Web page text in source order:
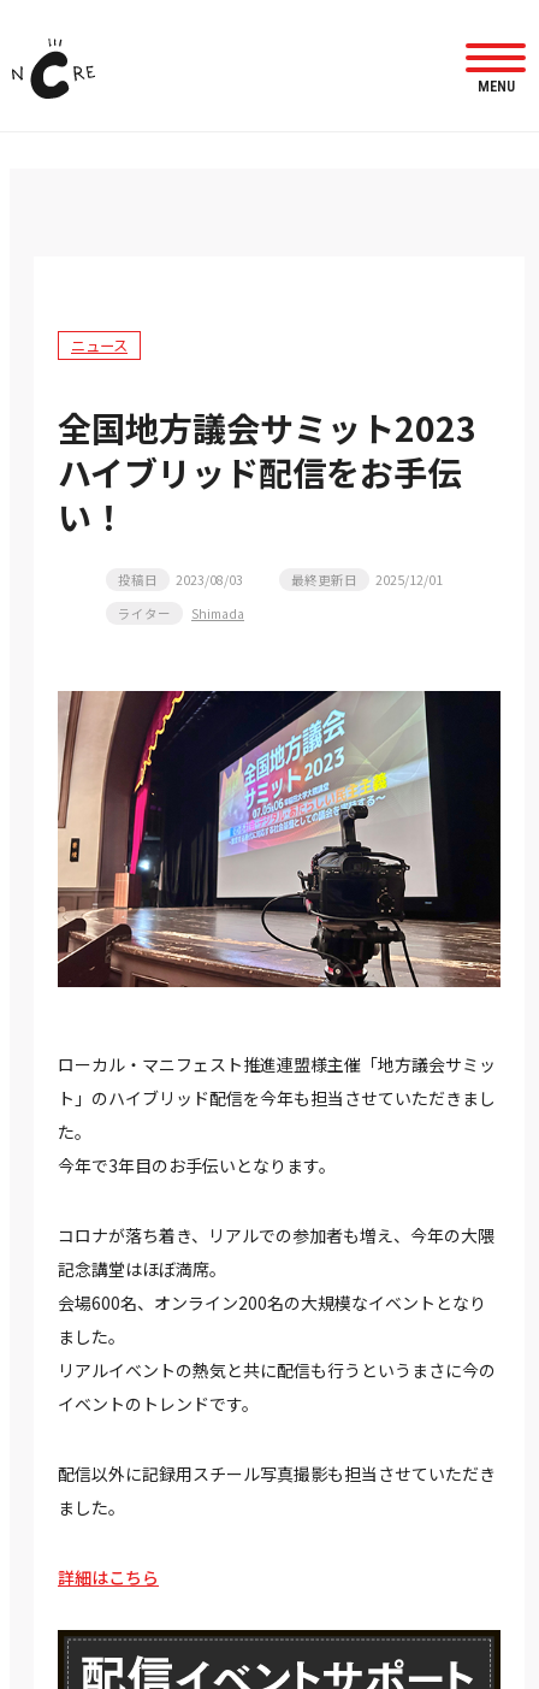
MENU
ニュース
全国地方議会サミット2023
ハイブリッド配信をお手伝
い！
投稿日 2023/08/03 最終更新日
2025/12/01
ライター
Shimada
ローカル・マニフェスト推進連盟様主催「地方議会サミッ
ト」のハイブリッド配信を今年も担当させていただきまし
た。
今年で3年目のお手伝いとなります。
コロナが落ち着き、リアルでの参加者も増え、今年の大隈
記念講堂はほぼ満席。
会場600名、オンライン200名の大規模なイベントとなり
ました。
リアルイベントの熱気と共に配信も行うというまさに今の
イベントのトレンドです。
配信以外に記録用スチール写真撮影も担当させていただき
ました。
詳細はこちら